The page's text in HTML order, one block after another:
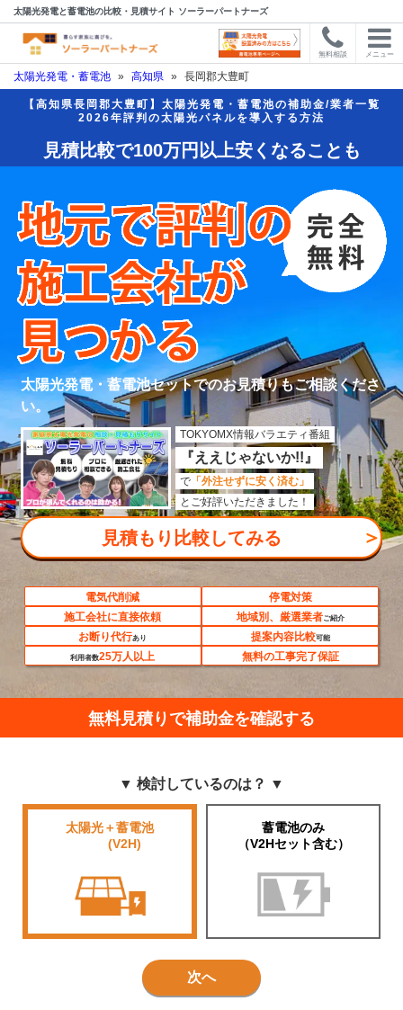
太陽光発電と蓄電池の比較・見積サイト ソーラーパートナーズ
無料相談 メニュー
太陽光発電・蓄電池 » 高知県 » 長岡郡大豊町
【高知県長岡郡大豊町】太陽光発電・蓄電池の補助金/業者一覧
2026年評判の太陽光パネルを導入する方法
見積比較で100万円以上安くなることも
太陽光発電・蓄電池セットでのお見積りもご相談くださ
い。
TOKYOMX情報バラエティ番組
『ええじゃないか!!』
で 「外注せずに安く済む」
とご好評いただきました！
見積もり比較してみる ＞
電気代削減
停電対策
施工会社に直接依頼
地域別、厳選業者ご紹介
お断り代行あり 提案内容比較可能
利用者数25万人以上 無料の工事完了保証
無料見積りで補助金を確認する
▼ 検討しているのは？ ▼
太陽光＋蓄電池
(V2H)
蓄電池のみ
（V2Hセット含む）
次へ